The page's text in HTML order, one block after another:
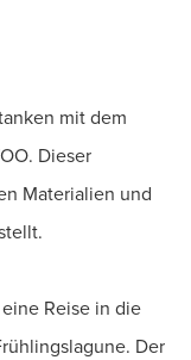
mit dem
Dieser
Materialien und
Reise in die
Der